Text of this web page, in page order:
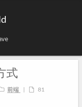
式
前端 81